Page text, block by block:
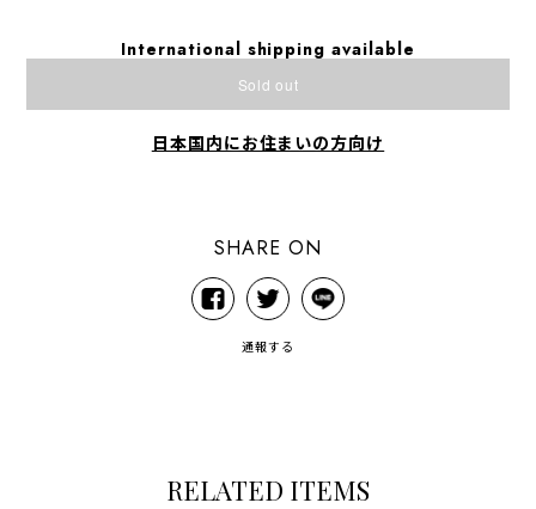
International shipping available
Sold out
日本国内にお住まいの方向け
SHARE ON
通報する
RELATED ITEMS